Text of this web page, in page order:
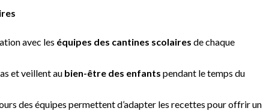
avec les équipes des cantines scolaires de chaque
et veillent au bien-être des enfants pendant le temps du
des équipes permettent d’adapter les recettes pour offrir un